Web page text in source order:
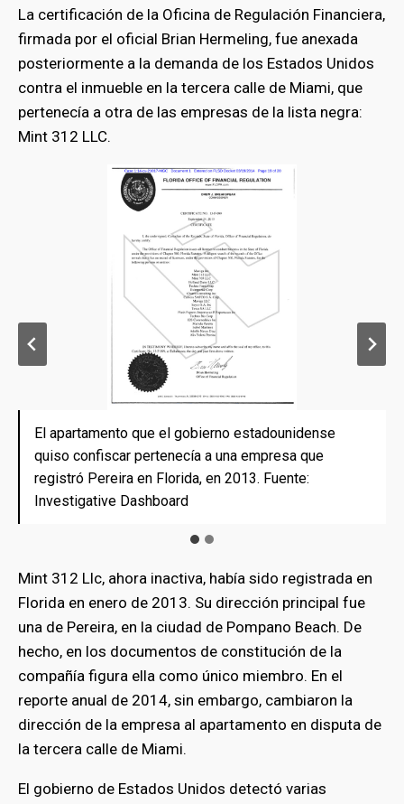
La certificación de la Oficina de Regulación Financiera,
firmada por el oficial Brian Hermeling, fue anexada
posteriormente a la demanda de los Estados Unidos
contra el inmueble en la tercera calle de Miami, que
pertenecía a otra de las empresas de la lista negra:
Mint 312 LLC.
El apartamento que el gobierno estadounidense
quiso confiscar pertenecía a una empresa que
registró Pereira en Florida, en 2013. Fuente:
Investigative Dashboard
El apartamento que el gobierno estadounidense
quiso confiscar pertenecía a una empresa que
registró Pereira en Florida, en 2013.
Mint 312 Llc, ahora inactiva, había sido registrada en
Florida en enero de 2013. Su dirección principal fue
una de Pereira, en la ciudad de Pompano Beach. De
hecho, en los documentos de constitución de la
compañía figura ella como único miembro. En el
reporte anual de 2014, sin embargo, cambiaron la
dirección de la empresa al apartamento en disputa de
la tercera calle de Miami.
El gobierno de Estados Unidos detectó varias